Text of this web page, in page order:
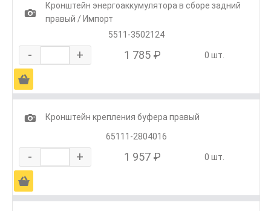
1
Кронштейн энергоаккумулятора в сборе задний
правый / Импорт
5511-3502124
- + 1 785 ₽ 0 шт.
Ä
1
Кронштейн крепления буфера правый
65111-2804016
- + 1 957 ₽ 0 шт.
Ä